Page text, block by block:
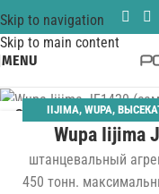
Skip to navigation
Skip to main content
MENU
25 IIJIMA, WUPA,
Wupa Iijima
штанцевальный
450 тонн.